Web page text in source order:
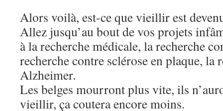
Alors voilà, est-ce que vieillir est
Allez jusqu’au bout de vos projets
à la recherche médicale, la recherche
recherche contre sclérose en plaque, la
Alzheimer.
Les belges mourront plus vite, ils
vieillir, ça coutera encore moins.